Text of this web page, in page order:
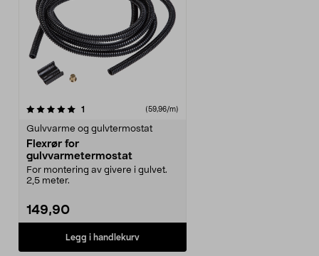
1 (59,96/m)
Gulvvarme og gulvtermostat
Flexrør for
gulvvarmetermostat
For montering av givere i gulvet.
2,5 meter.
149,90
Legg i handlekurv